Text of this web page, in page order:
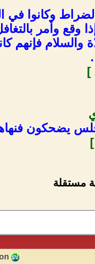
وكانوا في
وأمر
والسلام فإنهم
يضحكون